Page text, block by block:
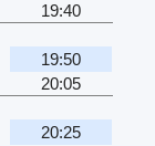
19:40
19:50
20:05
20:25